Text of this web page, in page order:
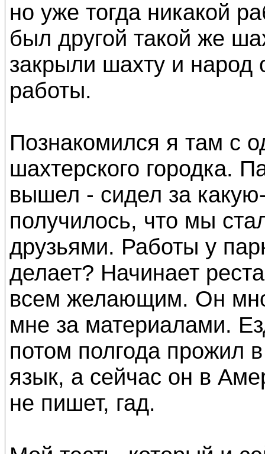
но уже тогда никакой
был другой такой же
закрыли шахту и народ
работы.
Познакомился я там с
шахтерского городка.
вышел - сидел за
получилось, что мы
друзьями. Работы у
делает? Начинает
всем желающим. Он
мне за материалами.
потом полгода прожил
язык, а сейчас он в
не пишет, гад.